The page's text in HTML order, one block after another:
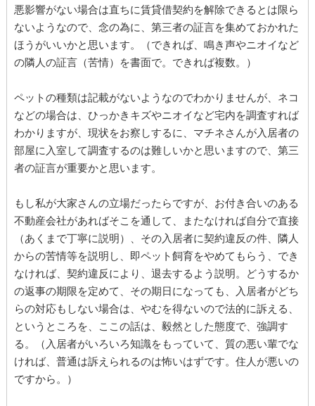
悪影響がない場合は直ちに賃貸借契約を解除できるとは限ら
ないようなので、念の為に、第三者の証言を集めておかれた
ほうがいいかと思います。（できれば、鳴き声やニオイなど
の隣人の証言（苦情）を書面で。できれば複数。）
ペットの種類は記載がないようなのでわかりませんが、ネコ
などの場合は、ひっかきキズやニオイなど宅内を調査すれば
わかりますが、現状をお察しするに、マチネさんが入居者の
部屋に入室して調査するのは難しいかと思いますので、第三
者の証言が重要かと思います。
もし私が大家さんの立場だったらですが、お付き合いのある
不動産会社があればそこを通して、またなければ自分で直接
（あくまで丁寧に説明）、その入居者に契約違反の件、隣人
からの苦情等を説明し、即ペット飼育をやめてもらう、でき
なければ、契約違反により、退去するよう説明。どうするか
の返事の期限を定めて、その期日になっても、入居者がどち
らの対応もしない場合は、やむを得ないので法的に訴える、
というところを、ここの話は、毅然とした態度で、強調す
る。（入居者がいろいろ知識をもっていて、質の悪い輩でな
ければ、普通は訴えられるのは怖いはずです。住人が悪いの
ですから。）